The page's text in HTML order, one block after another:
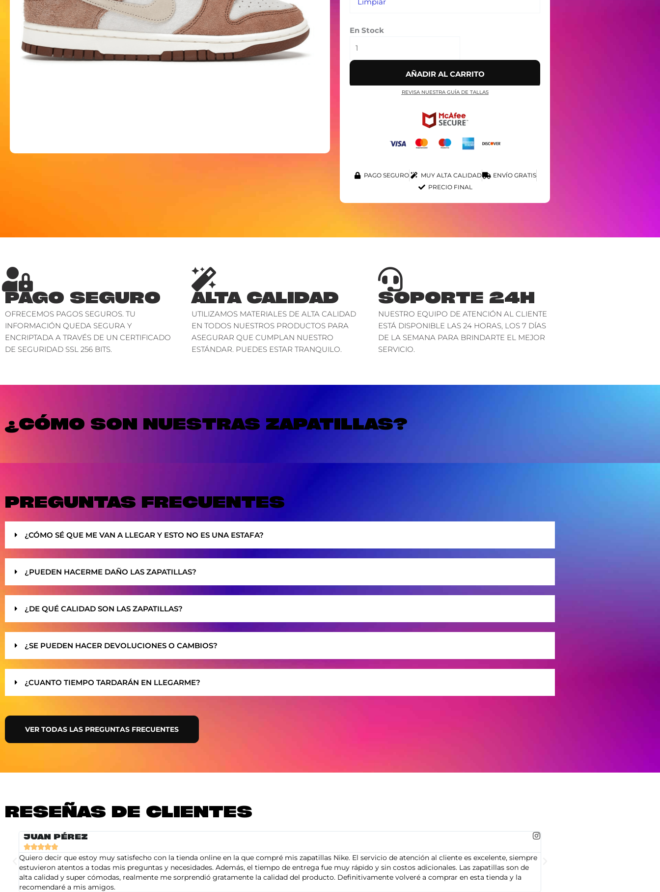
En Stock
AÑADIR AL CARRITO
REVISA NUESTRA GUÍA DE TALLAS
PAGO SEGURO MUY ALTA CALIDAD
ENVÍO GRATIS
PRECIO FINAL
PAGO SEGURO
OFRECEMOS PAGOS SEGUROS. TU
INFORMACIÓN QUEDA SEGURA Y
ENCRIPTADA A TRAVÉS DE UN CERTIFICADO
DE SEGURIDAD SSL 256 BITS.
ALTA CALIDAD
UTILIZAMOS MATERIALES DE ALTA CALIDAD
EN TODOS NUESTROS PRODUCTOS PARA
ASEGURAR QUE CUMPLAN NUESTRO
ESTÁNDAR. PUEDES ESTAR TRANQUILO.
SOPORTE 24H
NUESTRO EQUIPO DE ATENCIÓN AL CLIENTE
ESTÁ DISPONIBLE LAS 24 HORAS, LOS 7 DÍAS
DE LA SEMANA PARA BRINDARTE EL MEJOR
SERVICIO.
¿CÓMO SON NUESTRAS ZAPATILLAS?
PREGUNTAS FRECUENTES
¿CÓMO SÉ QUE ME VAN A LLEGAR Y ESTO NO ES UNA ESTAFA?
¿PUEDEN HACERME DAÑO LAS ZAPATILLAS?
¿DE QUÉ CALIDAD SON LAS ZAPATILLAS?
¿SE PUEDEN HACER DEVOLUCIONES O CAMBIOS?
¿CUANTO TIEMPO TARDARÁN EN LLEGARME?
VER TODAS LAS PREGUNTAS FRECUENTES
RESEÑAS DE CLIENTES
JUAN PÉREZ

Quiero decir que estoy muy satisfecho con la tienda online en la que compré mis zapatillas Nike. El servicio de atención al cliente es excelente, siempre
estuvieron atentos a todas mis preguntas y necesidades. Además, el tiempo de entrega fue muy rápido y sin costos adicionales. Las zapatillas son de
alta calidad y super cómodas, realmente me sorprendió gratamente la calidad del producto. Definitivamente volveré a comprar en esta tienda y la
recomendaré a mis amigos.